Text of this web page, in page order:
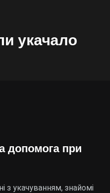
укачало
допомога при
з укачуванням, знайомі